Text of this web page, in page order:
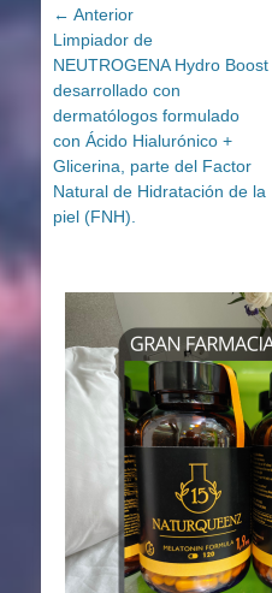
Navegación
de
entradas
← Anterior
Entrada
anterior:
Limpiador de
NEUTROGENA Hydro Boost
desarrollado con
dermatólogos formulado
con Ácido Hialurónico +
Glicerina, parte del Factor
Natural de Hidratación de la
piel (FNH).